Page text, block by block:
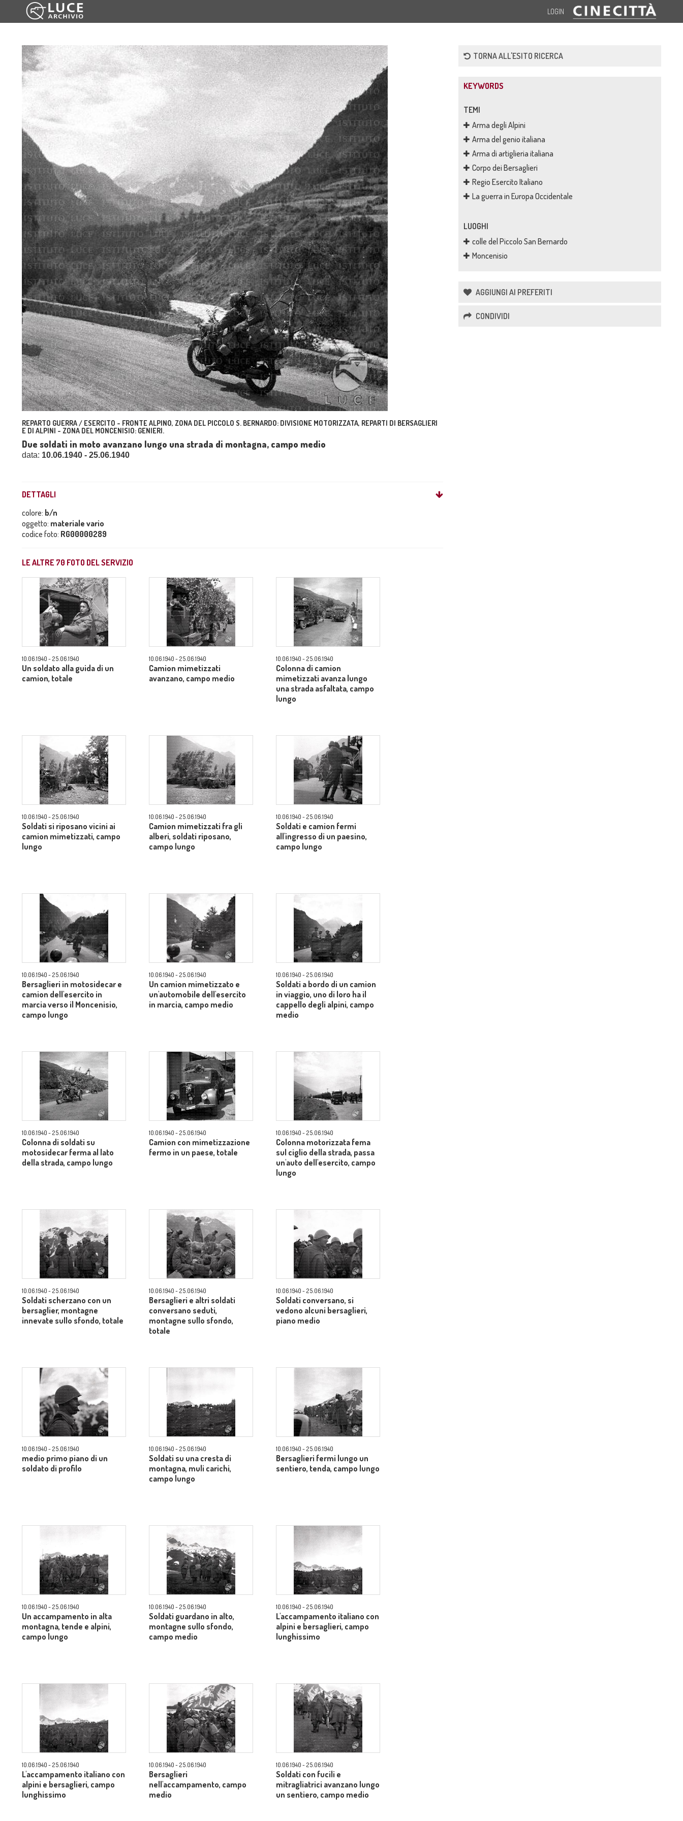
LOGIN
REPARTO GUERRA / ESERCITO - FRONTE ALPINO, ZONA DEL PICCOLO S. BERNARDO: DIVISIONE MOTORIZZATA, REPARTI DI BERSAGLIERI
E DI ALPINI - ZONA DEL MONCENISIO: GENIERI.
Due soldati in moto avanzano lungo una strada di montagna, campo medio
data: 10.06.1940 - 25.06.1940
DETTAGLI
colore: b/n
oggetto: materiale vario
codice foto: RG00000289
LE ALTRE 70 FOTO DEL SERVIZIO
10.06.1940 - 25.06.1940
Un soldato alla guida di un
camion, totale
10.06.1940 - 25.06.1940
Camion mimetizzati
avanzano, campo medio
10.06.1940 - 25.06.1940
Colonna di camion
mimetizzati avanza lungo
una strada asfaltata, campo
lungo
10.06.1940 - 25.06.1940
Soldati si riposano vicini ai
camion mimetizzati, campo
lungo
10.06.1940 - 25.06.1940
Camion mimetizzati fra gli
alberi, soldati riposano,
campo lungo
10.06.1940 - 25.06.1940
Soldati e camion fermi
all'ingresso di un paesino,
campo lungo
10.06.1940 - 25.06.1940
Bersaglieri in motosidecar e
camion dell'esercito in
marcia verso il Moncenisio,
campo lungo
10.06.1940 - 25.06.1940
Un camion mimetizzato e
un'automobile dell'esercito
in marcia, campo medio
10.06.1940 - 25.06.1940
Soldati a bordo di un camion
in viaggio, uno di loro ha il
cappello degli alpini, campo
medio
10.06.1940 - 25.06.1940
Colonna di soldati su
motosidecar ferma al lato
della strada, campo lungo
10.06.1940 - 25.06.1940
Camion con mimetizzazione
fermo in un paese, totale
10.06.1940 - 25.06.1940
Colonna motorizzata fema
sul ciglio della strada, passa
un'auto dell'esercito, campo
lungo
10.06.1940 - 25.06.1940
Soldati scherzano con un
bersaglier, montagne
innevate sullo sfondo, totale
10.06.1940 - 25.06.1940
Bersaglieri e altri soldati
conversano seduti,
montagne sullo sfondo,
totale
10.06.1940 - 25.06.1940
Soldati conversano, si
vedono alcuni bersaglieri,
piano medio
10.06.1940 - 25.06.1940
medio primo piano di un
soldato di profilo
10.06.1940 - 25.06.1940
Soldati su una cresta di
montagna, muli carichi,
campo lungo
10.06.1940 - 25.06.1940
Bersaglieri fermi lungo un
sentiero, tenda, campo lungo
10.06.1940 - 25.06.1940
Un accampamento in alta
montagna, tende e alpini,
campo lungo
10.06.1940 - 25.06.1940
Soldati guardano in alto,
montagne sullo sfondo,
campo medio
10.06.1940 - 25.06.1940
L'accampamento italiano con
alpini e bersaglieri, campo
lunghissimo
10.06.1940 - 25.06.1940
L'accampamento italiano con
alpini e bersaglieri, campo
lunghissimo
10.06.1940 - 25.06.1940
Bersaglieri
nell'accampamento, campo
medio
10.06.1940 - 25.06.1940
Soldati con fucili e
mitragliatrici avanzano lungo
un sentiero, campo medio
TORNA ALL'ESITO RICERCA
KEYWORDS
TEMI
Arma degli Alpini
Arma del genio italiana
Arma di artiglieria italiana
Corpo dei Bersaglieri
Regio Esercito Italiano
La guerra in Europa Occidentale
LUOGHI
colle del Piccolo San Bernardo
Moncenisio
AGGIUNGI AI PREFERITI
CONDIVIDI